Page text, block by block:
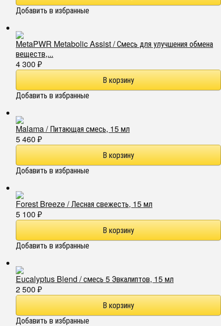
Добавить в избранные
MetaPWR Metabolic Assist / Смесь для улучшения обмена
веществ,...
4 300 ₽
Добавить в избранные
Malama / Питающая смесь, 15 мл
5 460 ₽
Добавить в избранные
Forest Breeze / Лесная свежесть, 15 мл
5 100 ₽
Добавить в избранные
Eucalyptus Blend / смесь 5 Эвкалиптов, 15 мл
2 500 ₽
Добавить в избранные